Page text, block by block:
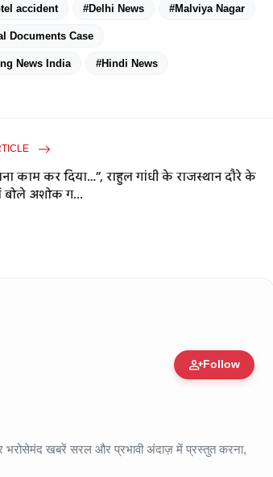
accident #Delhi News #Malviya Nagar
Documents Case
News India #Hindi News
काम कर दिया…”, राहुल गांधी के राजस्थान दौरे के
बोले अशोक ग...
person_addFollow
खबरें सरल और प्रभावी अंदाज़ में प्रस्तुत करना,